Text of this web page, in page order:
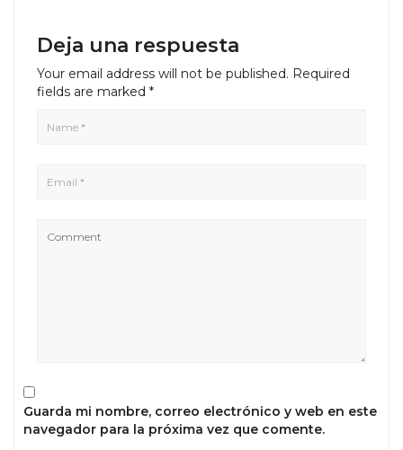
Deja una respuesta
Your email address will not be published. Required
fields are marked *
Guarda mi nombre, correo electrónico y web en este
navegador para la próxima vez que comente.